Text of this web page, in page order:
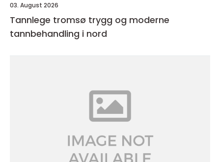
03. August 2026
Tannlege tromsø trygg og moderne
tannbehandling i nord